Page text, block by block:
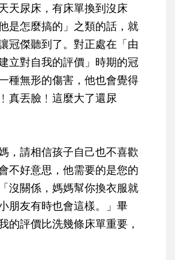
天尿床，有床單換到沒床
是怎麼搞的」之類的話，就
冠傑聽到了。對正處在「由
立對自我的評價」時期的冠
種無形的傷害，他也會覺得
真丟臉﹗這麼大了還尿
，請相信孩子自己也不喜歡
不好意思，他需要的是您的
沒關係，媽媽幫你換衣服就
朋友有時也會這樣。」畢
的評價比洗幾條床單重要，